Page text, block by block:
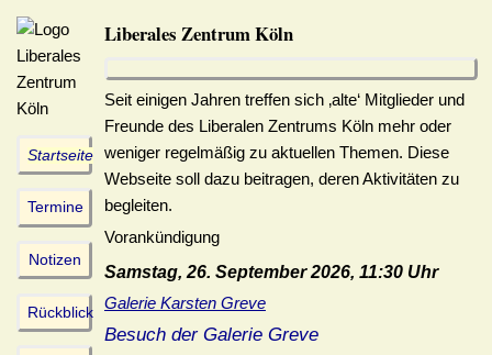
Startseite
Termine
Notizen
Rückblick
Liberales Zentrum Köln
Seit einigen Jahren treffen sich ‚alte‘ Mitglieder und
Freunde des Liberalen Zentrums Köln mehr oder
weniger regelmäßig zu aktuellen Themen. Diese
Webseite soll dazu beitragen, deren Aktivitäten zu
begleiten.
Vorankündigung
Samstag, 26. September 2026, 11:30 Uhr
Galerie Karsten Greve
Besuch der Galerie Greve